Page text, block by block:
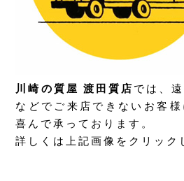
川崎の質屋 渡田質店 では、
などでご来店できないお客
喜んで承っております。
詳しくは上記画像をクリック